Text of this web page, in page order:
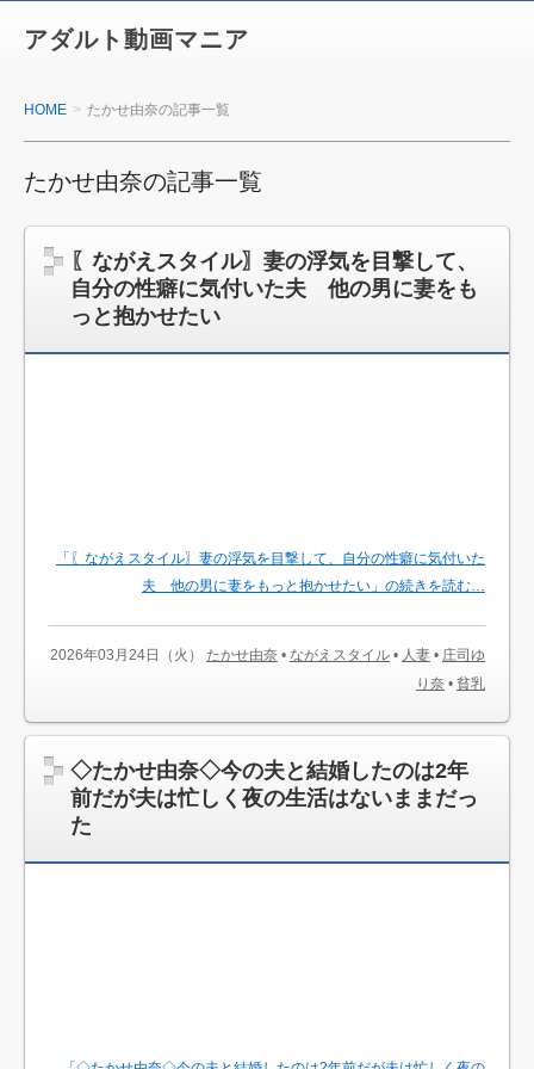
アダルト動画マニア
HOME たかせ由奈の記事一覧
たかせ由奈の記事一覧
〖ながえスタイル〗妻の浮気を目撃して、
自分の性癖に気付いた夫 他の男に妻をも
っと抱かせたい
「〖ながえスタイル〗妻の浮気を目撃して、自分の性癖に気付いた
夫 他の男に妻をもっと抱かせたい」の続きを読む…
2026年03月24日（火） たかせ由奈 • ながえスタイル • 人妻 • 庄司ゆ
り奈 • 貧乳
◇たかせ由奈◇今の夫と結婚したのは2年
前だが夫は忙しく夜の生活はないままだっ
た